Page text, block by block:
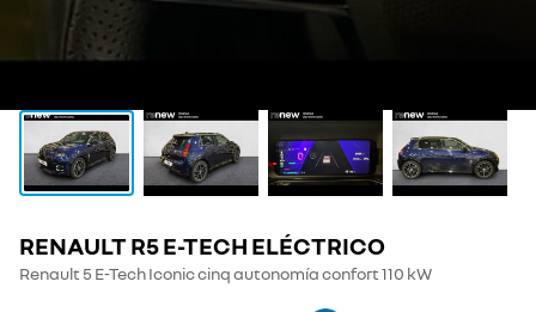
RENAULT R5 E-TECH ELÉCTRICO
Renault 5 E-Tech Iconic cinq autonomía confort 110 kW
Show
Show